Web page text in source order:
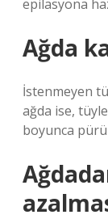
epilasyona
Ağda
İstenmeyen
ağda ise,
boyunca